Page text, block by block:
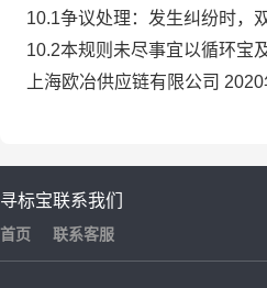
10.1争议处理：发生纠纷时，
10.2本规则未尽事宜以循环宝
上海欧冶供应链有限公司
寻标宝
首页
联系我们
联系客服